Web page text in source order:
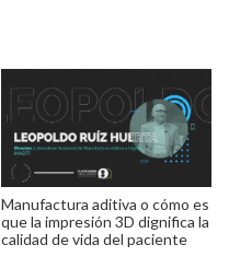
Manufactura aditiva o cómo es
que la impresión 3D dignifica la
calidad de vida del paciente